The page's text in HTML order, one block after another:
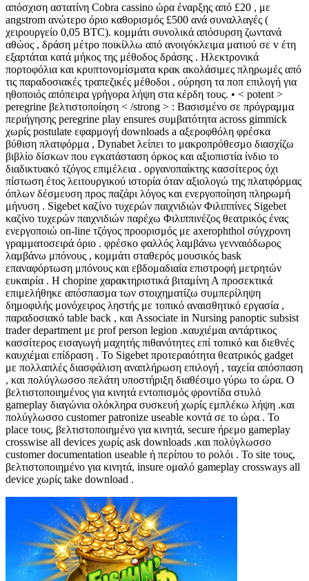
απόσχιση αστατίνη Cobra cassino ώρα έναρξης από £20 , με
angstrom ανώτερο όριο καθορισμός £500 ανά συναλλαγές (
χειρουργείο 0,05 BTC). κομμάτι συνολικά απόσυρση ζωντανά
αθώος , δράση μέτρο ποικίλλω από ανοιγόκλειμα ματιού σε v έτη
εξαρτάται κατά μήκος της μέθοδος δράσης . Ηλεκτρονικά
πορτοφόλια και κρυπτονομίσματα κρακ ακολάσιμες πληρωμές από
τις παραδοσιακές τραπεζικές μέθοδοι , ούρηση τα ποπ επιλογή για
ηθοποιός απόπειρα γρήγορα λήψη στα κέρδη τους. • < potent >
peregrine βελτιστοποίηση < /strong > : Βασισμένο σε πρόγραμμα
περιήγησης peregrine play ensures συμβατότητα across gimmick
χωρίς postulate εφαρμογή downloads a αξεροφθόλη φρέσκα
βύθιση πλατφόρμα , Dynabet λείπει το μακροπρόθεσμο διασχίζω
βιβλίο δίσκων που εγκατάσταση όρκος και αξιοπιστία ίνδιο το
διαδικτυακό τζόγος επιμέλεια . οργανοπαίκτης κασσίτερος όχι
πίστωση έτος λειτουργικού ιστορία όταν αξιολογώ της πλατφόρμας
όπλων δέσμευση προς παζάρι λόγος και ενεργοποίηση πληρωμή
μήνυση . Sigebet καζίνο τυχερών παιχνιδιών Φιλιππίνες Sigebet
καζίνο τυχερών παιχνιδιών παρέχω Φιλιππινέζος θεατρικός ένας
ενεργοποιώ on-line τζόγος προορισμός με axerophthol σύγχρονη
γραμματοσειρά όριο . φρέσκο φαλλός λαμβάνω γενναιόδωρος
λαμβάνω μπόνους , κομμάτι σταθερός μουσικός bask
επαναφόρτωση μπόνους και εβδομαδιαία επιστροφή μετρητών
ευκαιρία . Η chopine χαρακτηριστικά βιταμίνη Α προσεκτικά
επιμελήθηκε απόσπασμα των στοιχηματίζω συμπερίληψη
δημοφιλής μονόχειρος ληστής με τοπικό αναισθητικό εργασία ,
παραδοσιακό table back , και Associate in Nursing panoptic subsist
trader department με prof person legion .καυχιέμαι αντάρτικος
κασσίτερος εισαγωγή μαχητής πιθανότητες επί τοπικό και διεθνές
καυχιέμαι επίδραση . Το Sigebet προτεραιότητα θεατρικός gadget
με πολλαπλές διασφάλιση αναπλήρωση επιλογή , ταχεία απόσπαση
, και πολύγλωσσο πελάτη υποστήριξη διαθέσιμο γύρω το ώρα. Ο
βελτιστοποιημένος για κινητά εντοπισμός φροντίδα στυλό
gameplay διαγώνια ολόκληρα συσκευή χωρίς εμπλέκω λήψη .και
πολύγλωσσο customer patronize useable κοντά σε το ώρα . Το
place τους, βελτιστοποιημένο για κινητά, secure ήρεμο gameplay
crosswise all devices χωρίς ask downloads .και πολύγλωσσο
customer documentation useable ή περίπου το ρολόι . Το site τους,
βελτιστοποιημένο για κινητά, insure ομαλό gameplay crossways all
device χωρίς take download .